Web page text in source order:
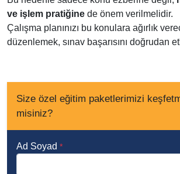
ve işlem pratiğine de önem verilmelidir.
Çalışma planınızı bu konulara ağırlık
düzenlemek, sınav başarısını doğrudan
Size özel eğitim paketlerimizi
misiniz?
Ad Soyad *